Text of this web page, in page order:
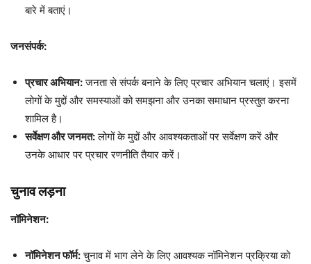
बारे में बताएं।
जनसंपर्क:
प्रचार अभियान:जनता से संपर्क बनाने के लिए प्रचार अभियान चलाएं। इसमें
लोगों के मुद्दों और समस्याओं को समझना और उनका समाधान प्रस्तुत करना
शामिल है।
सर्वेक्षण और जनमत:लोगों के मुद्दों और आवश्यकताओं पर सर्वेक्षण करें और
उनके आधार पर प्रचार रणनीति तैयार करें।
चुनाव लड़ना
नॉमिनेशन:
नॉमिनेशन फॉर्म:चुनाव में भाग लेने के लिए आवश्यक नॉमिनेशन प्रक्रिया को